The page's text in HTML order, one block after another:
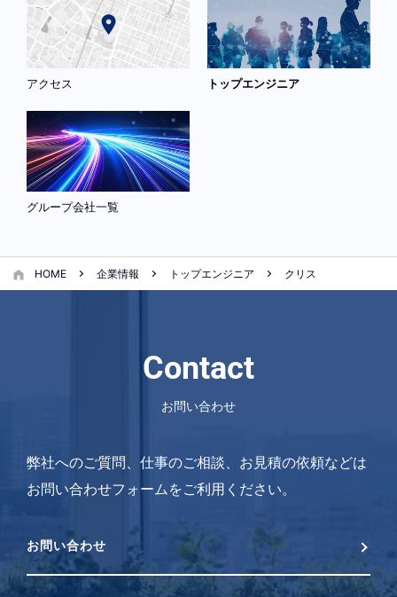
アクセス トップエンジニア
グループ会社一覧
HOME 企業情報 トップエンジニア クリス
Contact
お問い合わせ
弊社へのご質問、仕事のご相談、お見積の依頼などは
お問い合わせフォームをご利用ください。
お問い合わせ